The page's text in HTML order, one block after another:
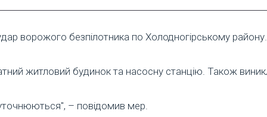
ворожого безпілотника по Холодногірському району.
житловий будинок та насосну станцію. Також
уточнюються", – повідомив мер.